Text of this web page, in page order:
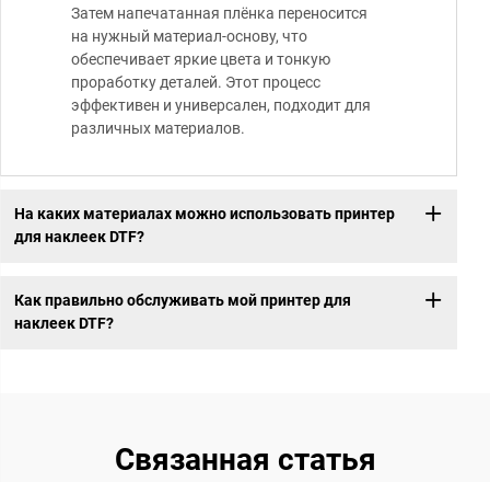
Затем напечатанная плёнка переносится
на нужный материал-основу, что
обеспечивает яркие цвета и тонкую
проработку деталей. Этот процесс
эффективен и универсален, подходит для
различных материалов.
На каких материалах можно использовать принтер
для наклеек DTF?
Как правильно обслуживать мой принтер для
наклеек DTF?
Связанная статья